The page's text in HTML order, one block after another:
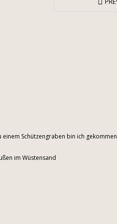
einem Schützengraben bin ich gekommen
im Wüstensand